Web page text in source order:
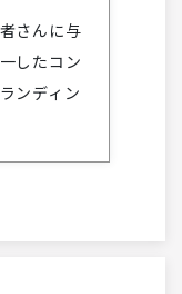
さんに与
したコン
ンディン